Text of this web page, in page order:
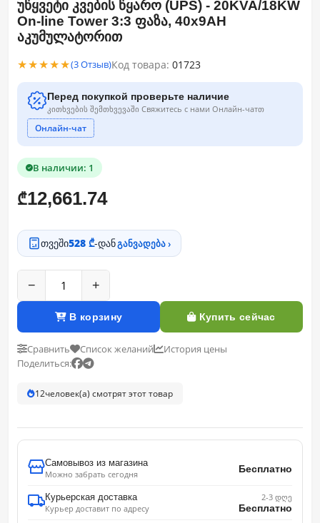
უწყვეტი კვების წყარო (UPS) - 20KVA/18KW
On-line Tower 3:3 ფაზა, 40x9AH
აკუმულატორით
★★★★★(3 Отзыв)Код товара: 01723
Перед покупкой проверьте наличие
კითხვების შემთხვევაში Свяжитесь с нами Онлайн-чатთ
Онлайн-чат
В наличии: 1
₾12,661.74
თვეში528 ₾-დანგანვადება ›
− +
В корзину Купить сейчас
Сравнить Список желаний
История цены
Поделиться:
12человек(а) смотрят этот товар
Самовывоз из магазина
Можно забрать сегодня
Бесплатно
Курьерская доставка
Курьер доставит по адресу
2-3 დღე
Бесплатно